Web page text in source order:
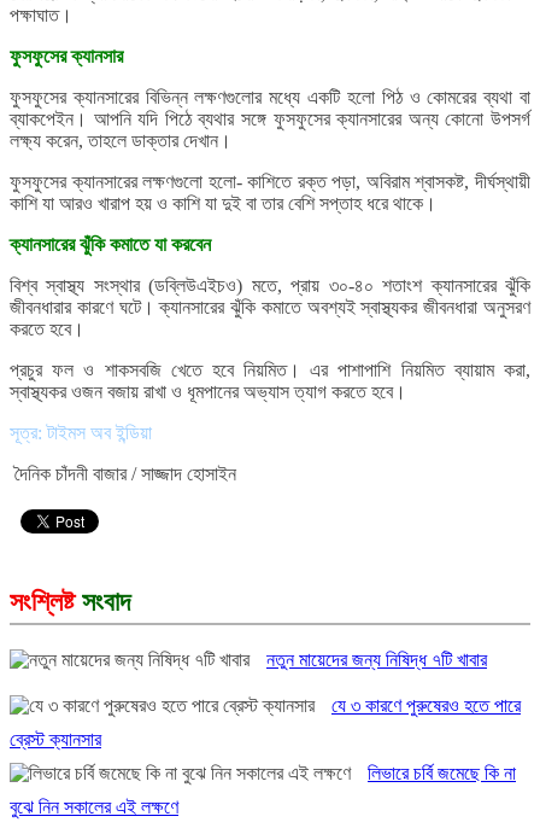
পক্ষাঘাত।
ফুসফুসের ক্যানসার
ফুসফুসের ক্যানসারের বিভিন্ন লক্ষণগুলোর মধ্যে একটি হলো পিঠ ও কোমরের ব্যথা বা
ব্যাকপেইন। আপনি যদি পিঠে ব্যথার সঙ্গে ফুসফুসের ক্যানসারের অন্য কোনো উপসর্গ
লক্ষ্য করেন, তাহলে ডাক্তার দেখান।
ফুসফুসের ক্যানসারের লক্ষণগুলো হলো- কাশিতে রক্ত পড়া, অবিরাম শ্বাসকষ্ট, দীর্ঘস্থায়ী
কাশি যা আরও খারাপ হয় ও কাশি যা দুই বা তার বেশি সপ্তাহ ধরে থাকে।
ক্যানসারের ঝুঁকি কমাতে যা করবেন
বিশ্ব স্বাস্থ্য সংস্থার (ডব্লিউএইচও) মতে, প্রায় ৩০-৪০ শতাংশ ক্যানসারের ঝুঁকি
জীবনধারার কারণে ঘটে। ক্যানসারের ঝুঁকি কমাতে অবশ্যই স্বাস্থ্যকর জীবনধারা অনুসরণ
করতে হবে।
প্রচুর ফল ও শাকসবজি খেতে হবে নিয়মিত। এর পাশাপাশি নিয়মিত ব্যায়াম করা,
স্বাস্থ্যকর ওজন বজায় রাখা ও ধূমপানের অভ্যাস ত্যাগ করতে হবে।
সূত্র: টাইমস অব ইন্ডিয়া
দৈনিক চাঁদনী বাজার / সাজ্জাদ হোসাইন
সংশ্লিষ্ট সংবাদ
নতুন মায়েদের জন্য নিষিদ্ধ ৭টি খাবার
যে ৩ কারণে পুরুষেরও হতে পারে
ব্রেস্ট ক্যানসার
লিভারে চর্বি জমেছে কি না
বুঝে নিন সকালের এই লক্ষণে